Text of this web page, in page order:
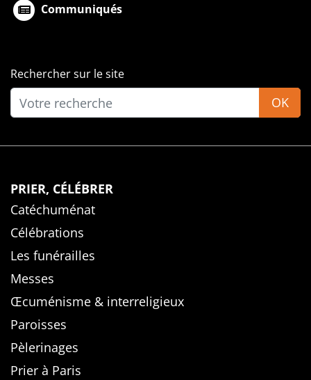
Communiqués
Rechercher sur le site
OK
PRIER, CÉLÉBRER
Catéchuménat
Célébrations
Les funérailles
Messes
Œcuménisme & interreligieux
Paroisses
Pèlerinages
Prier à Paris